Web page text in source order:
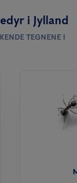
i Jylland
TEGNENE I